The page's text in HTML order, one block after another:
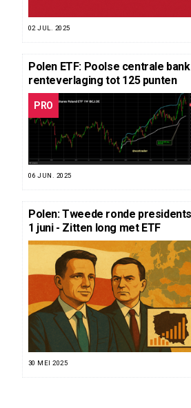
02 JUL. 2025
Polen ETF: Poolse centrale
renteverlaging tot 125 punten
PRO
06 JUN. 2025
Polen: Tweede ronde
1 juni - Zitten long met ETF
30 MEI 2025